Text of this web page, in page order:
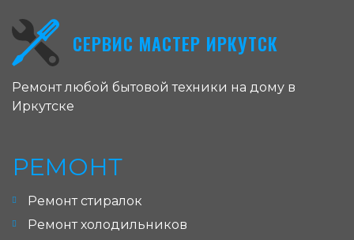
СЕРВИС МАСТЕР ИРКУТСК
Ремонт любой бытовой техники на дому в
Иркутске
РЕМОНТ
Ремонт стиралок
Ремонт холодильников